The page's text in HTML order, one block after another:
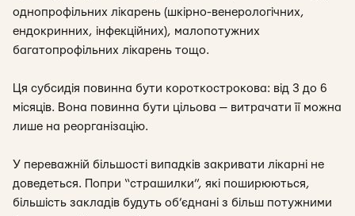
однопрофільних лікарень (шкірно-венерологічних,
ендокринних, інфекційних), малопотужних
багатопрофільних лікарень тощо.
Ця субсидія повинна бути короткострокова: від 3 до 6
місяців. Вона повинна бути цільова — витрачати її можна
лише на реорганізацію.
У переважній більшості випадків закривати лікарні не
доведеться. Попри “страшилки”, які поширюються,
більшість закладів будуть об’єднані з більш потужними